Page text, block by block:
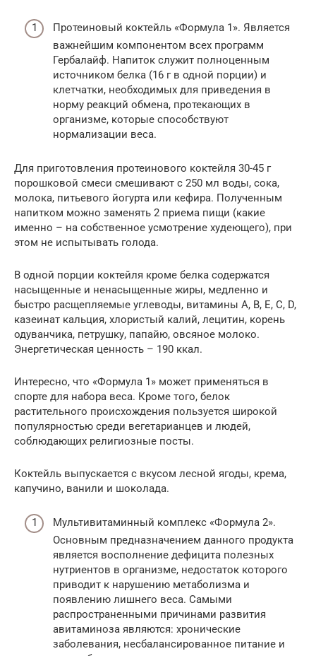
Протеиновый коктейль «Формула 1». Является
важнейшим компонентом всех программ
Гербалайф. Напиток служит полноценным
источником белка (16 г в одной порции) и
клетчатки, необходимых для приведения в
норму реакций обмена, протекающих в
организме, которые способствуют
нормализации веса.
Для приготовления протеинового коктейля 30-45 г
порошковой смеси смешивают с 250 мл воды, сока,
молока, питьевого йогурта или кефира. Полученным
напитком можно заменять 2 приема пищи (какие
именно – на собственное усмотрение худеющего), при
этом не испытывать голода.
В одной порции коктейля кроме белка содержатся
насыщенные и ненасыщенные жиры, медленно и
быстро расщепляемые углеводы, витамины A, B, E, C, D,
казеинат кальция, хлористый калий, лецитин, корень
одуванчика, петрушку, папайю, овсяное молоко.
Энергетическая ценность – 190 ккал.
Интересно, что «Формула 1» может применяться в
спорте для набора веса. Кроме того, белок
растительного происхождения пользуется широкой
популярностью среди вегетарианцев и людей,
соблюдающих религиозные посты.
Коктейль выпускается с вкусом лесной ягоды, крема,
капучино, ванили и шоколада.
Мультивитаминный комплекс «Формула 2».
Основным предназначением данного продукта
является восполнение дефицита полезных
нутриентов в организме, недостаток которого
приводит к нарушению метаболизма и
появлению лишнего веса. Самыми
распространенными причинами развития
авитаминоза являются: хронические
заболевания, несбалансированное питание и